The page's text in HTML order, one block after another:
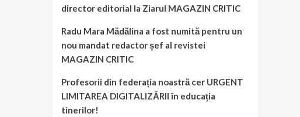
director editorial la Ziarul MAGAZIN CRITIC
Radu Mara Mădălina a fost numită pentru un
nou mandat redactor șef al revistei
MAGAZIN CRITIC
Profesorii din federația noastră cer URGENT
LIMITAREA DIGITALIZĂRII în educația
tinerilor!